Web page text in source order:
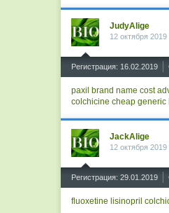
JudyAlige
12 октября 2019
Регистрация: 16.02.2019
paxil brand name cost
colchicine cheap generic
JackAlige
12 октября 2019
Регистрация: 29.01.2019
fluoxetine lisinopril